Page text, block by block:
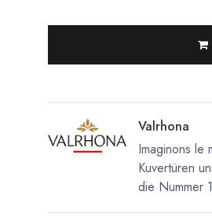
Valrhona
Imaginons le
Kuvertüren
die Nummer